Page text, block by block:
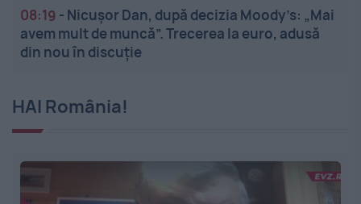
08:19 - Nicușor Dan, după decizia Moody’s: „Mai
avem mult de muncă”. Trecerea la euro, adusă
din nou în discuție
HAI România!